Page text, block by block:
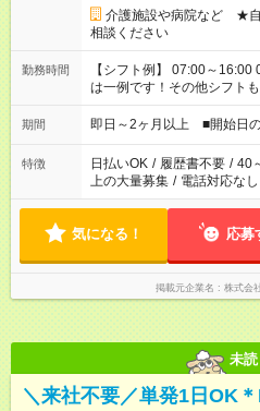
介護施設や病院など ★自
相談ください
勤務時間
【シフト例】 07:00～16:00
は一例です！その他シフト
期間 即日～2ヶ月以上 ■開始日の
特徴 日払いOK / 履歴書不要 / 40
上の大量募集 / 電話対応なし
気になる！ 応募
掲載元企業名 株式会
未読
＼来社不要／単発1日OK